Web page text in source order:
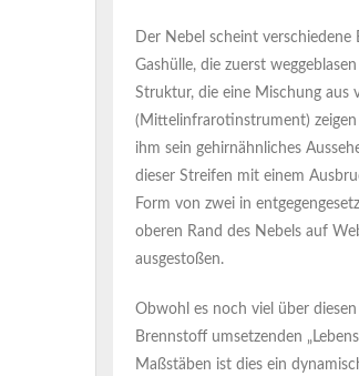
Der Nebel scheint verschiedene
Gashülle, die zuerst
Struktur, die eine Mischung aus
(Mittelinfrarotinstrument)
ihm sein gehirnähnliches
dieser Streifen mit einem
Form von zwei in
oberen Rand des Nebels auf
ausgestoßen.
Obwohl es noch viel über
Brennstoff umsetzenden
Maßstäben ist dies ein